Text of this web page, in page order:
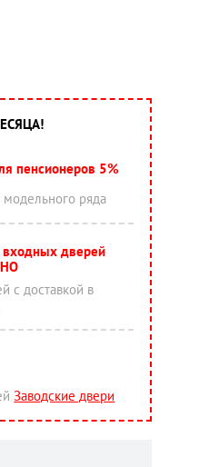
пенсионеров 5%
модельного ряда
входных дверей
с доставкой в
Заводские двери